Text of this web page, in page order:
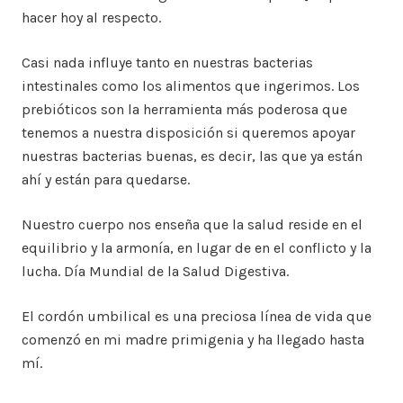
hacer hoy al respecto.
Casi nada influye tanto en nuestras bacterias
intestinales como los alimentos que ingerimos. Los
prebióticos son la herramienta más poderosa que
tenemos a nuestra disposición si queremos apoyar
nuestras bacterias buenas, es decir, las que ya están
ahí y están para quedarse.
Nuestro cuerpo nos enseña que la salud reside en el
equilibrio y la armonía, en lugar de en el conflicto y la
lucha. Día Mundial de la Salud Digestiva.
El cordón umbilical es una preciosa línea de vida que
comenzó en mi madre primigenia y ha llegado hasta
mí.